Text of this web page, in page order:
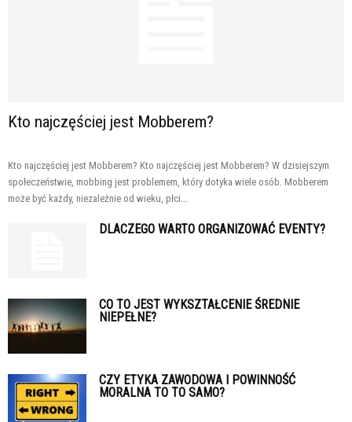
Kto najczęściej jest Mobberem?
Kto najczęściej jest Mobberem? Kto najczęściej jest Mobberem? W dzisiejszym
społeczeństwie, mobbing jest problemem, który dotyka wiele osób. Mobberem
może być każdy, niezależnie od wieku, płci...
DLACZEGO WARTO ORGANIZOWAĆ EVENTY?
CO TO JEST WYKSZTAŁCENIE ŚREDNIE
NIEPEŁNE?
CZY ETYKA ZAWODOWA I POWINNOŚĆ
MORALNA TO TO SAMO?